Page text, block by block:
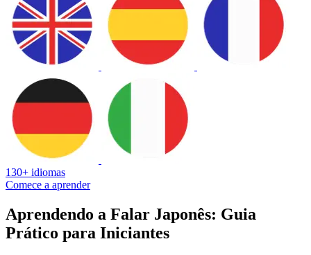
130+ idiomas
Comece a aprender
Aprendendo a Falar Japonês: Guia
Prático para Iniciantes